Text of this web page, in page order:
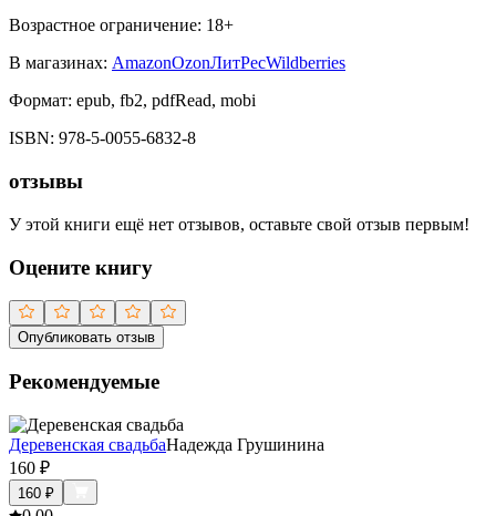
Возрастное ограничение: 18+
В магазинах: AmazonOzonЛитРесWildberries
Формат: epub, fb2, pdfRead, mobi
ISBN: 978-5-0055-6832-8
отзывы
У этой книги ещё нет отзывов, оставьте свой отзыв первым!
Оцените книгу
Опубликовать отзыв
Рекомендуемые
Деревенская свадьбаНадежда Грушинина
160 ₽
160 ₽